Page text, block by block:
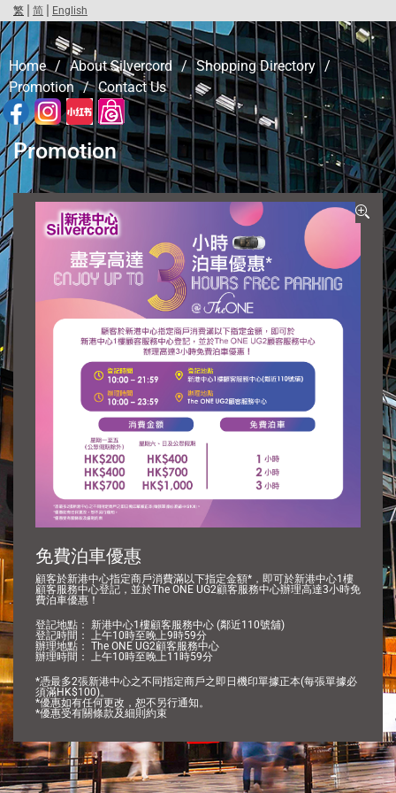
繁 | 简 | English
Home / About Silvercord / Shopping Directory /
Promotion / Contact Us
Promotion
免費泊車優惠
顧客於新港中心指定商戶消費滿以下指定金額*，即可於新港中心1樓
顧客服務中心登記，並於The ONE UG2顧客服務中心辦理高達3小時免
費泊車優惠！
登記地點： 新港中心1樓顧客服務中心 (鄰近110號舖)
登記時間： 上午10時至晚上9時59分
辦理地點： The ONE UG2顧客服務中心
辦理時間： 上午10時至晚上11時59分
*憑最多2張新港中心之不同指定商戶之即日機印單據正本(每張單據必
須滿HK$100)。
*優惠如有任何更改，恕不另行通知。
*優惠受有關條款及細則約束